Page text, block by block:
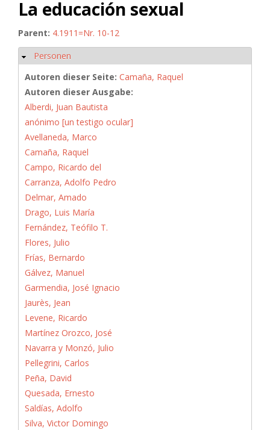
La educación sexual
Parent: 4.1911=Nr. 10-12
Ausblenden
Personen
Autoren dieser Seite: Camaña, Raquel
Autoren dieser Ausgabe:
Alberdi, Juan Bautista
anónimo [un testigo ocular]
Avellaneda, Marco
Camaña, Raquel
Campo, Ricardo del
Carranza, Adolfo Pedro
Delmar, Amado
Drago, Luis María
Fernández, Teófilo T.
Flores, Julio
Frías, Bernardo
Gálvez, Manuel
Garmendia, José Ignacio
Jaurès, Jean
Levene, Ricardo
Martínez Orozco, José
Navarra y Monzó, Julio
Pellegrini, Carlos
Peña, David
Quesada, Ernesto
Saldías, Adolfo
Silva, Victor Domingo